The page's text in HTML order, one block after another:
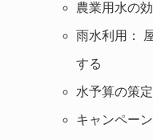
農業用水の
雨水利用：
する
水予算の策
キャンペー